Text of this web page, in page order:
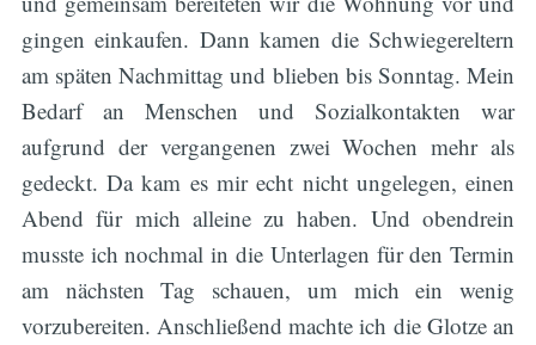
gingen einkaufen. Dann kamen die Schwiegereltern
am späten Nachmittag und blieben bis Sonntag. Mein
Bedarf an Menschen und Sozialkontakten war
aufgrund der vergangenen zwei Wochen mehr als
gedeckt. Da kam es mir echt nicht ungelegen, einen
Abend für mich alleine zu haben. Und obendrein
musste ich nochmal in die Unterlagen für den Termin
am nächsten Tag schauen, um mich ein wenig
vorzubereiten. Anschließend machte ich die Glotze an